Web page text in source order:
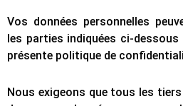
Vos données personnelles
les parties indiquées ci-
présente politique de
Nous exigeons que tous les